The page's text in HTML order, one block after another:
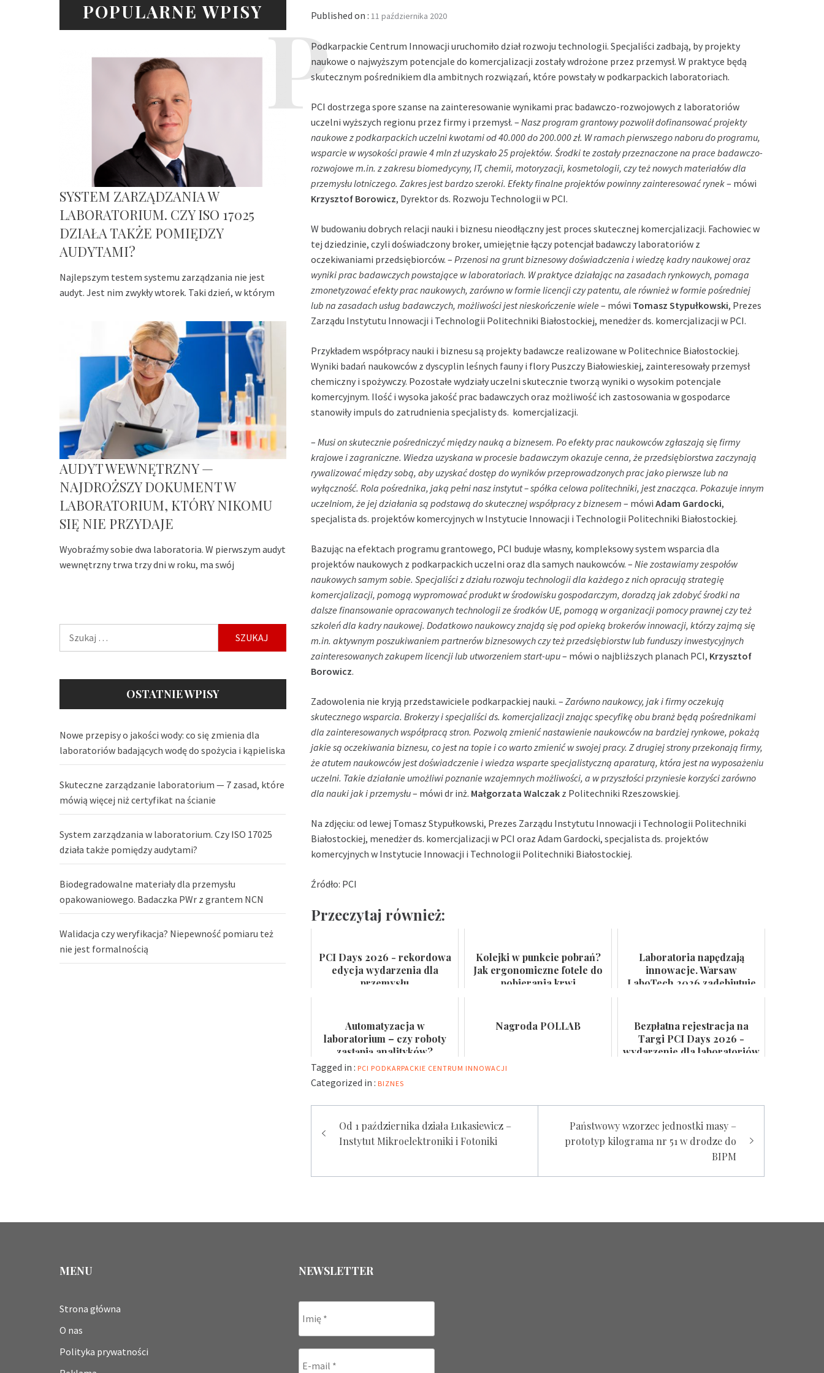
Published on :11 października 2020
Podkarpackie Centrum Innowacji uruchomiło dział rozwoju technologii. Specjaliści zadbają, by projekty
naukowe o najwyższym potencjale do komercjalizacji zostały wdrożone przez przemysł. W praktyce będą
skutecznym pośrednikiem dla ambitnych rozwiązań, które powstały w podkarpackich laboratoriach.
PCI dostrzega spore szanse na zainteresowanie wynikami prac badawczo-rozwojowych z laboratoriów
uczelni wyższych regionu przez firmy i przemysł. –Nasz program grantowy pozwolił dofinansować projekty
naukowe z podkarpackich uczelni kwotami od 40.000 do 200.000 zł. W ramach pierwszego naboru do programu,
wsparcie w wysokości prawie 4 mln zł uzyskało 25 projektów. Środki te zostały przeznaczone na prace badawczo-
rozwojowe m.in. z zakresu biomedycyny, IT, chemii, motoryzacji, kosmetologii, czy też nowych materiałów dla
przemysłu lotniczego. Zakres jest bardzo szeroki. Efekty finalne projektów powinny zainteresować rynek– mówi
Krzysztof Borowicz, Dyrektor ds. Rozwoju Technologii w PCI.
W budowaniu dobrych relacji nauki i biznesu nieodłączny jest proces skutecznej komercjalizacji. Fachowiec w
tej dziedzinie, czyli doświadczony broker, umiejętnie łączy potencjał badawczy laboratoriów z
oczekiwaniami przedsiębiorców. –Przenosi na grunt biznesowy doświadczenia i wiedzę kadry naukowej oraz
wyniki prac badawczych powstające w laboratoriach. W praktyce działając na zasadach rynkowych, pomaga
zmonetyzować efekty prac naukowych, zarówno w formie licencji czy patentu, ale również w formie pośredniej
lub na zasadach usług badawczych, możliwości jest nieskończenie wiele– mówi Tomasz Stypułkowski, Prezes
Zarządu Instytutu Innowacji i Technologii Politechniki Białostockiej, menedżer ds. komercjalizacji w PCI.
Przykładem współpracy nauki i biznesu są projekty badawcze realizowane w Politechnice Białostockiej.
Wyniki badań naukowców z dyscyplin leśnych fauny i flory Puszczy Białowieskiej, zainteresowały przemysł
chemiczny i spożywczy. Pozostałe wydziały uczelni skutecznie tworzą wyniki o wysokim potencjale
komercyjnym. Ilość i wysoka jakość prac badawczych oraz możliwość ich zastosowania w gospodarce
stanowiły impuls do zatrudnienia specjalisty ds. komercjalizacji.
–Musi on skutecznie pośredniczyć między nauką a biznesem. Po efekty prac naukowców zgłaszają się firmy
krajowe i zagraniczne. Wiedza uzyskana w procesie badawczym okazuje cenna,że przedsiębiorstwa zaczynają
rywalizować między sobą, aby uzyskać dostęp do wyników przeprowadzonych prac jako pierwsze lub na
wyłączność. Rola pośrednika, jaką pełni nasz instytut – spółka celowa politechniki, jest znacząca. Pokazuje innym
uczelniom, że jej działania są podstawą do skutecznej współpracy z biznesem – mówiAdam Gardocki,
specjalista ds. projektów komercyjnych w Instytucie Innowacji i Technologii Politechniki Białostockiej.
Bazując na efektach programu grantowego, PCI buduje własny, kompleksowy system wsparcia dla
projektów naukowych z podkarpackich uczelni oraz dla samych naukowców. –Nie zostawiamy zespołów
naukowych samym sobie. Specjaliści z działu rozwoju technologii dla każdego z nich opracują strategię
komercjalizacji, pomogą wypromować produkt w środowisku gospodarczym, doradzą jak zdobyć środki na
dalsze finansowanie opracowanych technologii ze środków UE, pomogą w organizacji pomocy prawnej czy też
szkoleń dla kadry naukowej. Dodatkowo naukowcy znajdą się pod opieką brokerów innowacji, którzy zajmą się
m.in. aktywnym poszukiwaniem partnerów biznesowych czy też przedsiębiorstw lub funduszy inwestycyjnych
zainteresowanych zakupem licencji lub utworzeniem start-upu– mówi o najbliższych planach PCI, Krzysztof
Borowicz.
Zadowolenia nie kryją przedstawiciele podkarpackiej nauki. –Zarówno naukowcy, jak i firmy oczekują
skutecznego wsparcia. Brokerzy i specjaliści ds. komercjalizacji znając specyfikę obu branż będą pośrednikami
dla zainteresowanych współpracą stron. Pozwolą zmienić nastawienie naukowców na bardziej rynkowe, pokażą
jakie są oczekiwania biznesu, co jest na topie i co warto zmienić w swojej pracy. Z drugiej strony przekonają firmy,
że atutem naukowców jest doświadczenie i wiedza wsparte specjalistyczną aparaturą, która jest na wyposażeniu
uczelni. Takie działanie umożliwi poznanie wzajemnych możliwości, a w przyszłości przyniesie korzyści zarówno
dla nauki jak i przemysłu– mówi dr inż. Małgorzata Walczak z Politechniki Rzeszowskiej.
Na zdjęciu: od lewej Tomasz Stypułkowski, Prezes Zarządu Instytutu Innowacji i Technologii Politechniki
Białostockiej, menedżer ds. komercjalizacji w PCI oraz Adam Gardocki, specjalista ds. projektów
komercyjnych w Instytucie Innowacji i Technologii Politechniki Białostockiej.
Źródło: PCI
Przeczytaj również:
PCI Days 2026 - rekordowa
edycja wydarzenia dla
przemysłu
Kolejki w punkcie pobrań?
Jak ergonomiczne fotele do
pobierania krwi
Laboratoria napędzają
innowacje. Warsaw
LaboTech 2026 zadebiutuje
Automatyzacja w
laboratorium – czy roboty
zastąpią analityków?
Nagroda POLLAB
Bezpłatna rejestracja na
Targi PCI Days 2026 -
wydarzenie dla laboratoriów
Tagged in : PCI PODKARPACKIE CENTRUM INNOWACJI
Categorized in : BIZNES
Nawigacja
wpisu
Od 1 października działa Łukasiewicz –
Instytut Mikroelektroniki i Fotoniki
Państwowy wzorzec jednostki masy –
prototyp kilograma nr 51 w drodze do
BIPM
POPULARNE WPISY
SYSTEM ZARZĄDZANIA W
LABORATORIUM. CZY ISO 17025
DZIAŁA TAKŻE POMIĘDZY
AUDYTAMI?
Najlepszym testem systemu zarządzania nie jest
audyt. Jest nim zwykły wtorek. Taki dzień, w którym
AUDYT WEWNĘTRZNY —
NAJDROŻSZY DOKUMENT W
LABORATORIUM, KTÓRY NIKOMU
SIĘ NIE PRZYDAJE
Wyobraźmy sobie dwa laboratoria. W pierwszym audyt
wewnętrzny trwa trzy dni w roku, ma swój
OSTATNIE WPISY
Nowe przepisy o jakości wody: co się zmienia dla
laboratoriów badających wodę do spożycia i kąpieliska
Skuteczne zarządzanie laboratorium — 7 zasad, które
mówią więcej niż certyfikat na ścianie
System zarządzania w laboratorium. Czy ISO 17025
działa także pomiędzy audytami?
Biodegradowalne materiały dla przemysłu
opakowaniowego. Badaczka PWr z grantem NCN
Walidacja czy weryfikacja? Niepewność pomiaru też
nie jest formalnością
MENU
Strona główna
O nas
Polityka prywatności
NEWSLETTER